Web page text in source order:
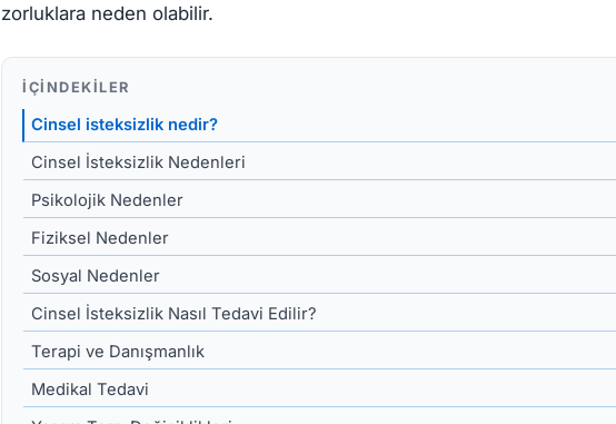
zorluklara neden olabilir.
İÇINDEKILER
Cinsel isteksizlik nedir?
Cinsel İsteksizlik Nedenleri
Psikolojik Nedenler
Fiziksel Nedenler
Sosyal Nedenler
Cinsel İsteksizlik Nasıl Tedavi Edilir?
Terapi ve Danışmanlık
Medikal Tedavi